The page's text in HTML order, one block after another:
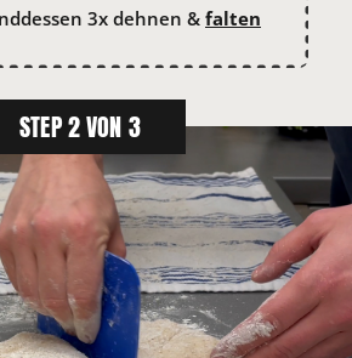
3x dehnen & falten
STEP 2 VON 3